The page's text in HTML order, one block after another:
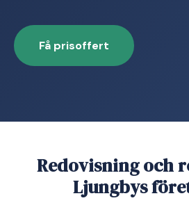
Få prisoffert
Redovisning och
Ljungbys